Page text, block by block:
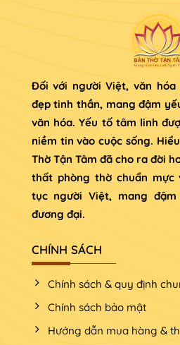
Đối với người Việt, văn
đẹp tinh thần, mang đậm
văn hóa. Yếu tố tâm linh
niềm tin vào cuộc sống.
Thờ Tận Tâm đã cho ra đời
thất phòng thờ chuẩn mực
tục người Việt, mang
đương đại.
CHÍNH SÁCH
Chính sách & quy định
Chính sách bảo mật
Hướng dẫn mua hàng &